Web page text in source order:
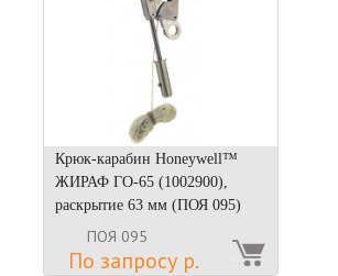
Крюк-карабин Нoneywell™
ЖИРАФ ГО-65 (1002900),
раскрытие 63 мм (ПОЯ 095)
ПОЯ 095
По запросу р.